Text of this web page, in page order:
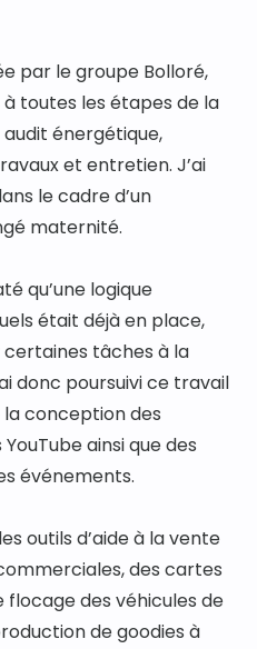
par le groupe Bolloré,
toutes les étapes de la
énergétique,
et entretien. J’ai
le cadre d’un
maternité.
qu’une logique
était déjà en place,
tâches à la
donc poursuivi ce travail
la conception des
ainsi que des
événements.
outils d’aide à la vente
des cartes
flocage des véhicules de
de goodies à